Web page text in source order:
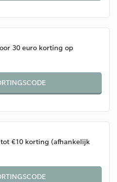
30 euro korting op
€10 korting (afhankelijk